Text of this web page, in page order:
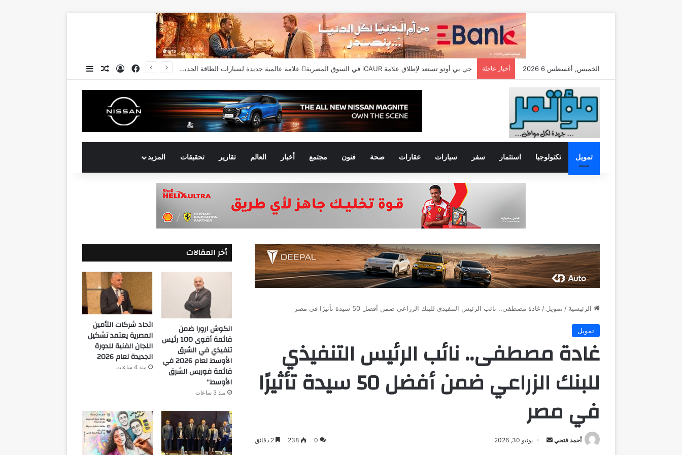
الخميس, أغسطس 6 2026 أخبار عاجلة انكوش ارورا ضمن قائمة أقوى 100 رئيس تنفيذي في الشرق الأوسط لعام 2026 في قائمة فوربس الشرق الأوسط” فيسبوكتسجيل الدخول
مقال عشوائي
إضافة عمود جانبي
تمويل تكنولوجيا استثمار سفر سيارات عقارات صحة فنون مجتمع أخبار العالم تقارير تحقيقات المزيد
الرئيسية / تمويل / غادة مصطفى.. نائب الرئيس التنفيذي للبنك الزراعي ضمن أفضل 50 سيدة تأثيرًا في مصر
تمويل
غادة مصطفى.. نائب الرئيس التنفيذي
للبنك الزراعي ضمن أفضل 50 سيدة تأثيرًا
في مصر
أحمد فتحي
أرسل يونيو 30, 2026 0
238
أخر المقالات
انكوش ارورا ضمن
قائمة أقوى 100 رئيس
تنفيذي في الشرق
الأوسط لعام 2026 في
قائمة فوربس الشرق
الأوسط”
منذ 3 ساعات
اتحاد شركات التأمين
المصرية يعتمد تشكيل
اللجان الفنية للدورة
الجديدة لعام 2026
منذ 4 ساعات